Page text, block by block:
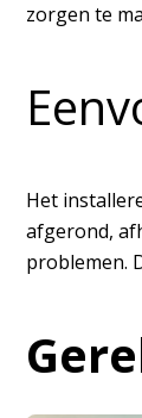
zorgen te
Het
afgerond,
problemen.